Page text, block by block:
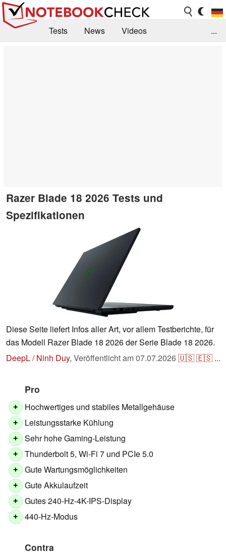
Tests News
Videos
...
Razer Blade 18 2026 Tests und
Spezifikationen
Diese Seite liefert Infos aller Art, vor allem Testberichte, für
das Modell Razer Blade 18 2026 der Serie Blade 18 2026.
DeepL / Ninh Duy, Veröffentlicht am07.07.2026🇺🇸🇪🇸 ...
Pro
+ Hochwertiges und stabiles Metallgehäuse
+ Leistungsstarke Kühlung
+ Sehr hohe Gaming-Leistung
+ Thunderbolt 5, Wi-Fi 7 und PCIe 5.0
+ Gute Wartungsmöglichkeiten
+ Gute Akkulaufzeit
+ Gutes 240-Hz-4K-IPS-Display
+ 440-Hz-Modus
Contra